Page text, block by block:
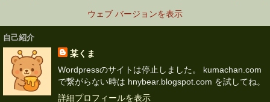
ウェブ バージョンを表示
自己紹介
某くま
Wordpressのサイトは停止しました。 kumachan.com
で繋がらない時は hnybear.blogspot.com を試してね。
詳細プロフィールを表示